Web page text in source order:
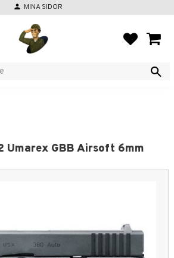
person MINA SIDOR
Umarex GBB Airsoft 6mm